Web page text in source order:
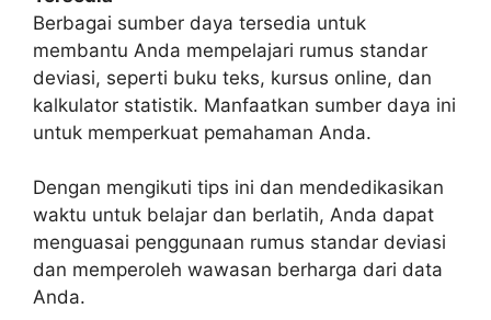
Berbagai sumber daya tersedia untuk
membantu Anda mempelajari rumus standar
deviasi, seperti buku teks, kursus online, dan
kalkulator statistik. Manfaatkan sumber daya ini
untuk memperkuat pemahaman Anda.
Dengan mengikuti tips ini dan mendedikasikan
waktu untuk belajar dan berlatih, Anda dapat
menguasai penggunaan rumus standar deviasi
dan memperoleh wawasan berharga dari data
Anda.